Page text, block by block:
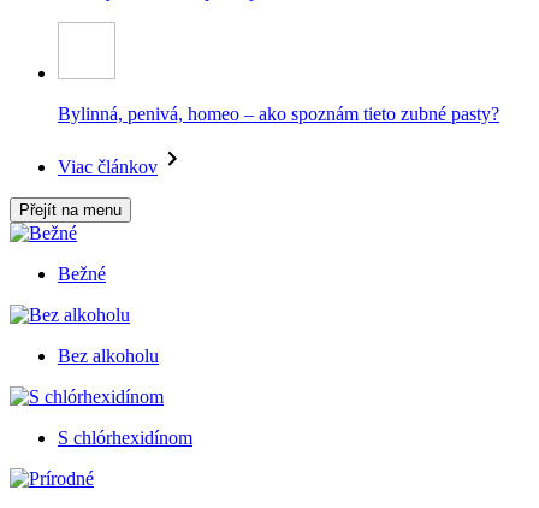
Bylinná, penivá, homeo – ako spoznám tieto zubné pasty?
Viac článkov
Přejít na menu
Bežné
Bez alkoholu
S chlórhexidínom